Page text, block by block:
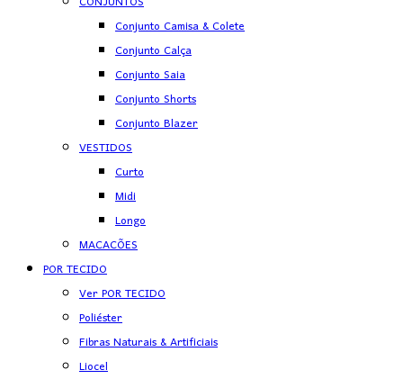
Conjunto Camisa & Colete
Conjunto Calça
Conjunto Saia
Conjunto Shorts
Conjunto Blazer
VESTIDOS
Curto
Midi
Longo
MACACÕES
POR TECIDO
Ver POR TECIDO
Poliéster
Fibras Naturais & Artificiais
Liocel